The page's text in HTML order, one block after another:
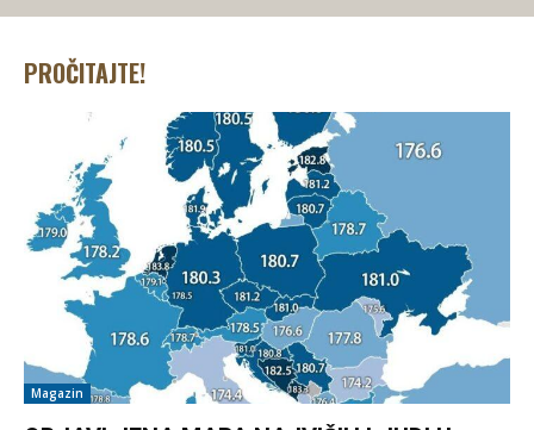
PROČITAJTE!
Magazin